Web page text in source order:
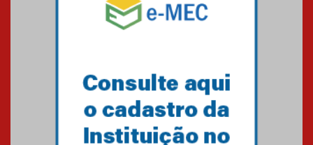
Mackenzie recepciona os
calouros do segundo semestre
Como o Colégio Mackenzie
Brasília prepara seus
estudantes para o PAS antes
mesmo do Ensino Médio